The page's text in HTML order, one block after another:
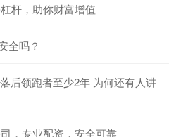
杆，助你财富增值
全吗？
后领跑者至少2年 为何还有人讲
，专业配资，安全可靠